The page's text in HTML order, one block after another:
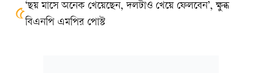
৫‘ছয় মাসে অনেক খেয়েছেন, দলটাও খেয়ে ফেলবেন’, ক্ষুব্ধ
বিএনপি এমপির পোস্ট